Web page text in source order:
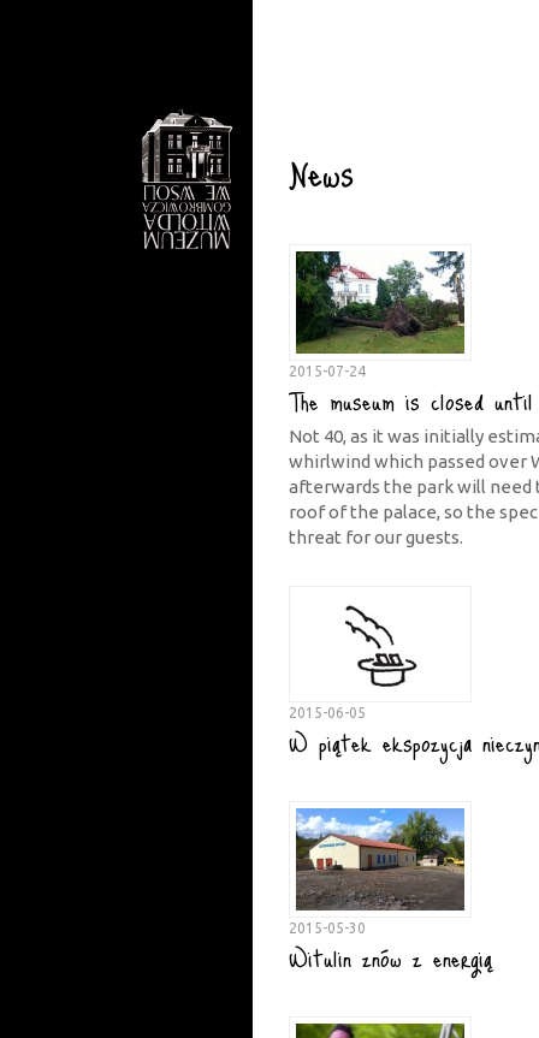
News
2015-07-24
The museum is closed
Not 40, as it was initially
whirlwind which passed over
afterwards the park will need
roof of the palace, so the
threat for our guests.
2015-06-05
W piątek ekspozycja
2015-05-30
Witulin znów z energią